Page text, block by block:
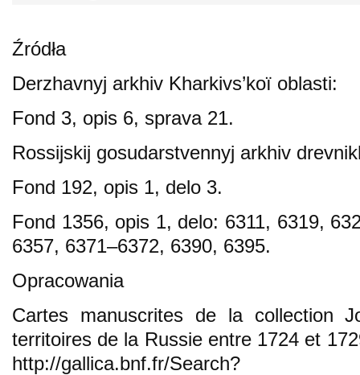
Źródła
Derzhavnyj arkhiv Kharkivs’koї oblasti:
Fond 3, opis 6, sprava 21.
Rossijskij gosudarstvennyj arkhiv
Fond 192, opis 1, delo 3.
Fond 1356, opis 1, delo: 6311, 6319,
6357, 6371–6372, 6390, 6395.
Opracowania
Cartes manuscrites de la collection
territoires de la Russie entre 1724 et
http://gallica.bnf.fr/Search?